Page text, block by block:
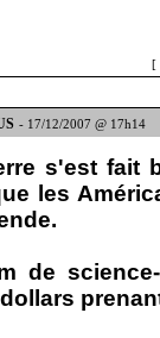
[
- 17/12/2007 @ 17h14
s'est fait
les
de